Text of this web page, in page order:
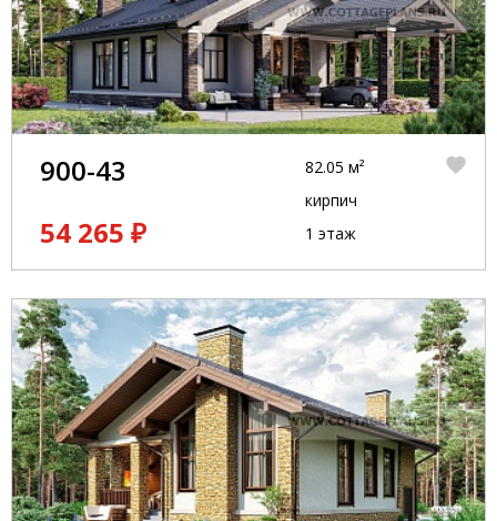
900-43
54 265 ₽
82.05 м²
кирпич
1 этаж